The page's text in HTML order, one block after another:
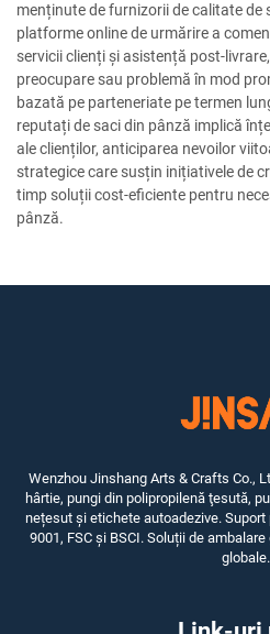
menținute de furnizorii de calitate de
platforme online de urmărire a
servicii clienți și asistență post-
preocupare sau problemă în mod
bazată pe parteneriate pe termen
reputați de saci din pânză implică
ale clienților, anticiparea nevoilor
strategice care susțin inițiativele de
timp soluții cost-eficiente pentru
pânză.
Wenzhou Jinshang Arts & Crafts Co.,
hârtie, pungi din polipropilenă ţesută,
nețesut și etichete autoadezive.
9001, FSC și BSCI. Soluții de
globale.